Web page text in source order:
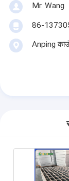
Mr. Wang
86-
Anping